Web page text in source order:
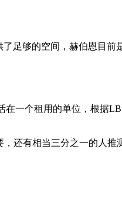
足够的空间，赫伯恩目
一个租用的单位，根据
还有相当三分之一的人推